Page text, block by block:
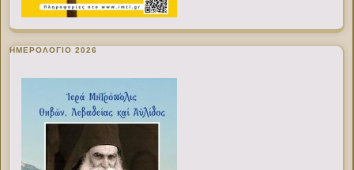
ΗΜΕΡΟΛΟΓΙΟ 2026